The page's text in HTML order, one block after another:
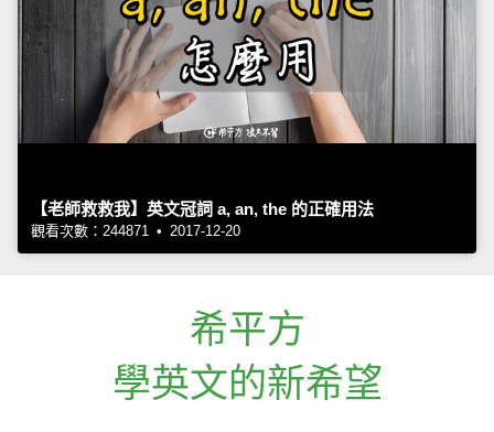
【老師救救我】英文冠詞 a, an, the 的正確用法
觀看次數：244871 • 2017-12-20
希平方
學英文的新希望